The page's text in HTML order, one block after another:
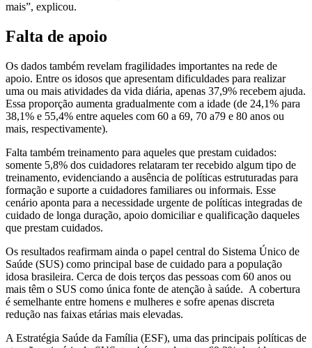
mais”, explicou.
Falta de apoio
Os dados também revelam fragilidades importantes na rede de
apoio. Entre os idosos que apresentam dificuldades para realizar
uma ou mais atividades da vida diária, apenas 37,9% recebem ajuda.
Essa proporção aumenta gradualmente com a idade (de 24,1% para
38,1% e 55,4% entre aqueles com 60 a 69, 70 a79 e 80 anos ou
mais, respectivamente).
Falta também treinamento para aqueles que prestam cuidados:
somente 5,8% dos cuidadores relataram ter recebido algum tipo de
treinamento, evidenciando a ausência de políticas estruturadas para
formação e suporte a cuidadores familiares ou informais. Esse
cenário aponta para a necessidade urgente de políticas integradas de
cuidado de longa duração, apoio domiciliar e qualificação daqueles
que prestam cuidados.
Os resultados reafirmam ainda o papel central do Sistema Único de
Saúde (SUS) como principal base de cuidado para a população
idosa brasileira. Cerca de dois terços das pessoas com 60 anos ou
mais têm o SUS como única fonte de atenção à saúde. A cobertura
é semelhante entre homens e mulheres e sofre apenas discreta
redução nas faixas etárias mais elevadas.
A Estratégia Saúde da Família (ESF), uma das principais políticas de